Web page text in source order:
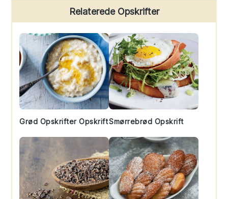
Sidebar
Relaterede Opskrifter
Grød Opskrifter OpskriftSmørrebrød Opskrift